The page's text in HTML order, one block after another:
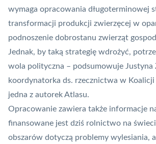
wymaga opracowania długoterminowej
transformacji produkcji zwierzęcej w
podnoszenie dobrostanu zwierząt
Jednak, by taką strategię wdrożyć,
wola polityczna – podsumowuje Justyna
koordynatorka ds. rzecznictwa w
jedna z autorek Atlasu.
Opracowanie zawiera także informacje
finansowane jest dziś rolnictwo na
obszarów dotyczą problemy wylesiania,